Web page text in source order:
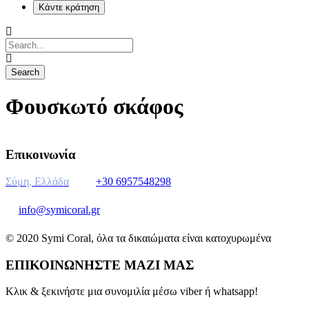
Φουσκωτό σκάφος
Επικοινωνία
Σύμη, Ελλάδα +30 6957548298
info@symicoral.gr
© 2020 Symi Coral, όλα τα δικαιώματα είναι κατοχυρωμένα
ΕΠΙΚΟΙΝΩΝΗΣΤΕ ΜΑΖΙ ΜΑΣ
Κλικ & ξεκινήστε μια συνομιλία μέσω viber ή whatsapp!